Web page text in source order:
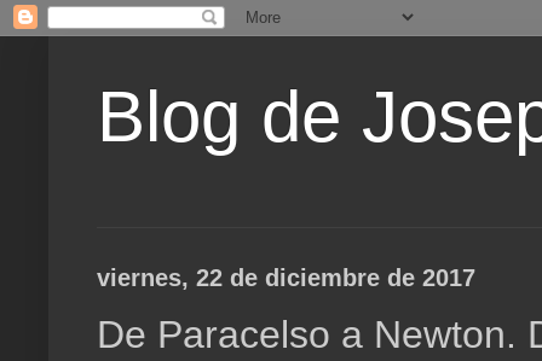
Blog de
viernes, 22 de diciembre de 2017
De Paracelso a Newton.